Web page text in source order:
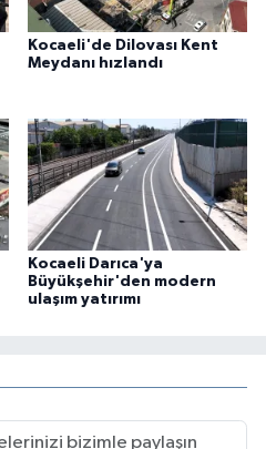
Kocaeli'de Dilovası Kent
Meydanı hızlandı
Kocaeli Darıca'ya
Büyükşehir'den modern
ulaşım yatırımı